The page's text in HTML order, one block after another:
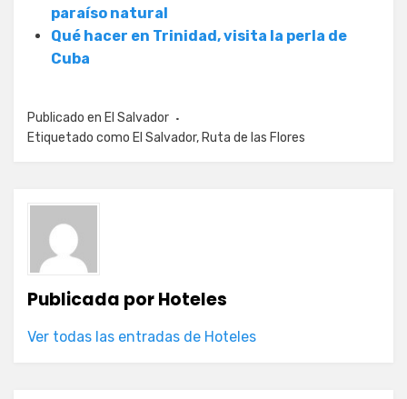
paraíso natural
Qué hacer en Trinidad, visita la perla de
Cuba
Publicado en El Salvador
Etiquetado como El Salvador, Ruta de las Flores
Publicada porHoteles
Ver todas las entradas de Hoteles